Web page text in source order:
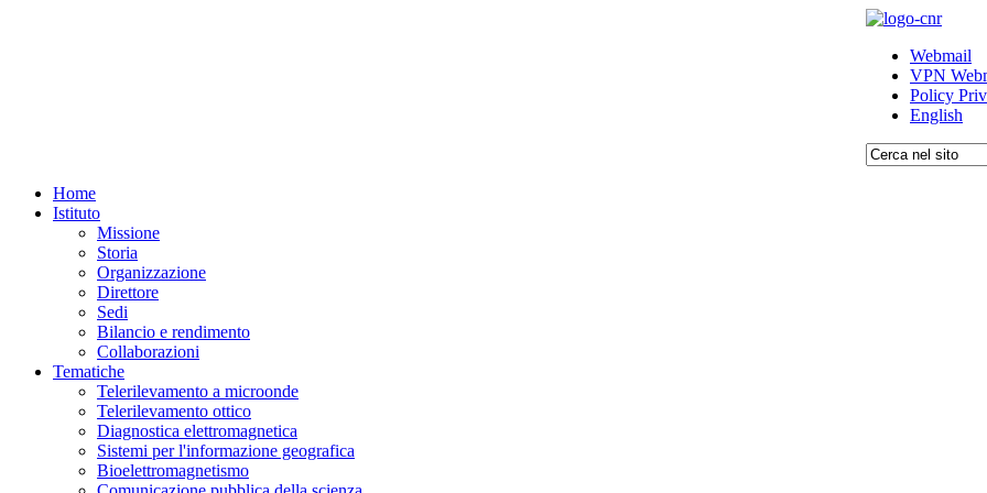
Webmail
VPN
Policy
English
Home
Istituto
Missione
Storia
Organizzazione
Direttore
Sedi
Bilancio e rendimento
Collaborazioni
Tematiche
Telerilevamento a microonde
Telerilevamento ottico
Diagnostica elettromagnetica
Sistemi per l'informazione geografica
Bioelettromagnetismo